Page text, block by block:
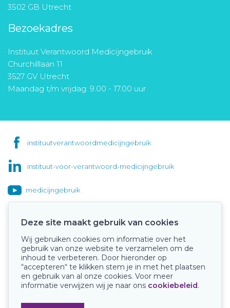
3502 GB Utrecht
Bezoekadres
Instituut Verantwoord Medicijngebruik
Churchilllaan 11
3527 GV Utrecht
Maandag t/m vrijdag: 9.00 - 17.00 uur
instituutverantwoordmedicijngebruik
instituut-voor-verantwoord-medicijngebruik
medicijngebruik
Onze keurmerken
Deze site maakt gebruik van cookies
Wij gebruiken cookies om informatie over het
gebruik van onze website te verzamelen om de
inhoud te verbeteren. Door hieronder op
“accepteren“ te klikken stem je in met het plaatsen
en gebruik van al onze cookies. Voor meer
informatie verwijzen wij je naar ons cookiebeleid.